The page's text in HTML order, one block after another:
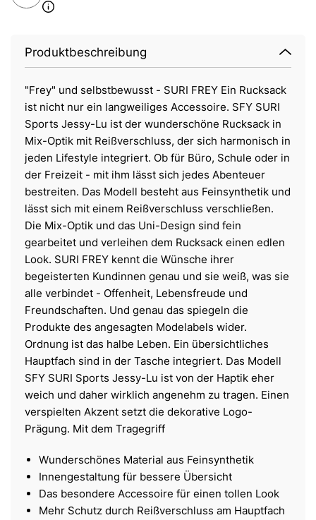
Produktbeschreibung
"Frey" und selbstbewusst - SURI FREY Ein Rucksack
ist nicht nur ein langweiliges Accessoire. SFY SURI
Sports Jessy-Lu ist der wunderschöne Rucksack in
Mix-Optik mit Reißverschluss, der sich harmonisch in
jeden Lifestyle integriert. Ob für Büro, Schule oder in
der Freizeit - mit ihm lässt sich jedes Abenteuer
bestreiten. Das Modell besteht aus Feinsynthetik und
lässt sich mit einem Reißverschluss verschließen.
Die Mix-Optik und das Uni-Design sind fein
gearbeitet und verleihen dem Rucksack einen edlen
Look. SURI FREY kennt die Wünsche ihrer
begeisterten Kundinnen genau und sie weiß, was sie
alle verbindet - Offenheit, Lebensfreude und
Freundschaften. Und genau das spiegeln die
Produkte des angesagten Modelabels wider.
Ordnung ist das halbe Leben. Ein übersichtliches
Hauptfach sind in der Tasche integriert. Das Modell
SFY SURI Sports Jessy-Lu ist von der Haptik eher
weich und daher wirklich angenehm zu tragen. Einen
verspielten Akzent setzt die dekorative Logo-
Prägung. Mit dem Tragegriff
Wunderschönes Material aus Feinsynthetik
Innengestaltung für bessere Übersicht
Das besondere Accessoire für einen tollen Look
Mehr Schutz durch Reißverschluss am Hauptfach